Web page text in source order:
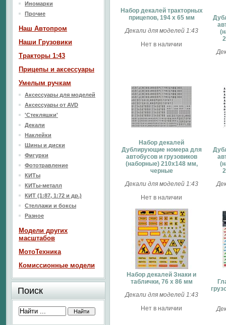
Набор декалей тракторных
прицепов, 194 х 65 мм
Декали для моделей 1:43
Нет в наличии
Набор декалей
Дублирующие номера для
автобусов и грузовиков
(наборные) 210х148 мм,
черные
Декали для моделей 1:43
Нет в наличии
Набор декалей Знаки и
таблички, 76 х 86 мм
Декали для моделей 1:43
Нет в наличии
Иномарки
Прочие
Наш Aвтопром
Наши Грузовики
Тракторы 1:43
Прицепы и аксессуары
Умелым ручкам
Аксессуары для моделей
Аксессуары от AVD
'Стекляшки'
Декали
Наклейки
Шины и диски
Фигурки
Фототравление
КИТы
КИТы-металл
КИТ (1:87, 1:72 и др.)
Стеллажи и боксы
Разное
Модели других
масштабов
МотоТехника
Комиссионные модели
Поиск